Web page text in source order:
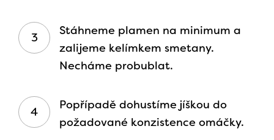
Stáhneme plamen na minimum a
zalijeme kelímkem smetany.
Necháme probublat.
Popřípadě dohustíme jíškou do
požadované konzistence omáčky.